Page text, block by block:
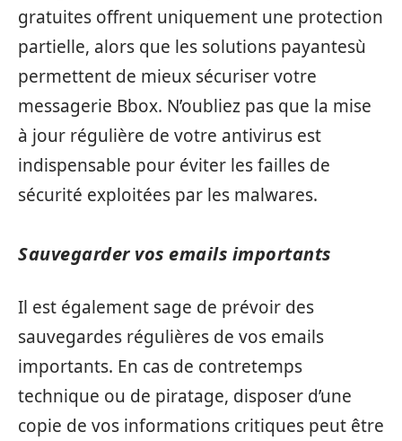
gratuites offrent uniquement une protection
partielle, alors que les solutions payantesù
permettent de mieux sécuriser votre
messagerie Bbox. N’oubliez pas que la mise
à jour régulière de votre antivirus est
indispensable pour éviter les failles de
sécurité exploitées par les malwares.
Sauvegarder vos emails importants
Il est également sage de prévoir des
sauvegardes régulières de vos emails
importants. En cas de contretemps
technique ou de piratage, disposer d’une
copie de vos informations critiques peut être